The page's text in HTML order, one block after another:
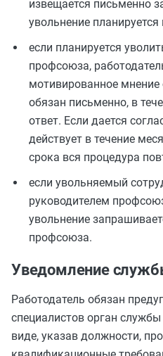
извещается письменно
увольнение
если планируется
профсоюза,
мотивированное мнение
обязан письменно, в
ответ. Если дается
действует в течение
срока вся процедура
если увольняемый
руководителем
увольнение
профсоюза.
Уведомление
Работодатель обязан
специалистов орган
виде, указав должности,